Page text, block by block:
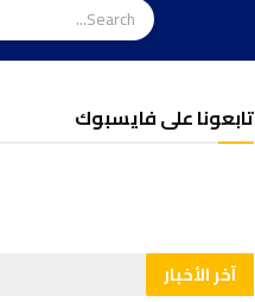
تابعونا على فايسبوك
آخر الأخبار